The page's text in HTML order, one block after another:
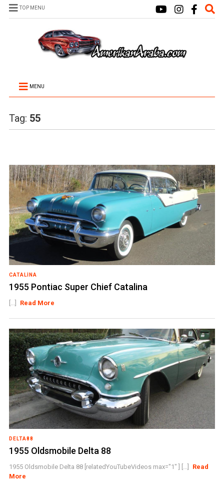
TOP MENU
MENU
Tag: 55
CATALINA
1955 Pontiac Super Chief Catalina
[...] Read More
DELTA88
1955 Oldsmobile Delta 88
1955 Oldsmobile Delta 88 [relatedYouTubeVideos max="1" ] [...]
Read
More